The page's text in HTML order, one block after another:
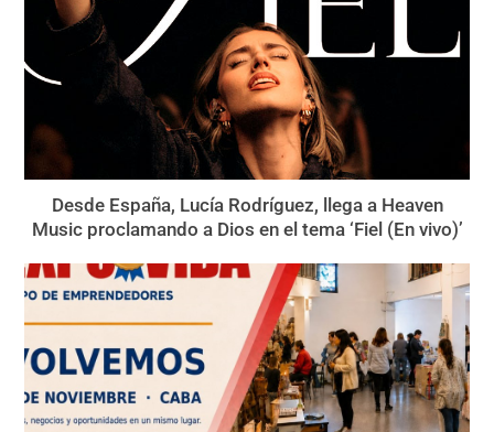
Desde España, Lucía Rodríguez, llega a Heaven
Music proclamando a Dios en el tema ‘Fiel (En vivo)’